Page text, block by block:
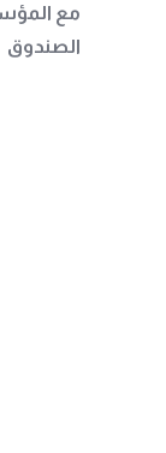
مع
الصندوق